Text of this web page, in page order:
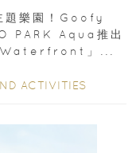
題樂園！Goofy
PARK Aqua推出
」...
ACTIVITIES